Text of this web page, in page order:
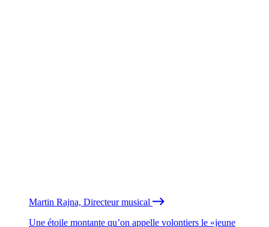
Martin Rajna, Directeur musical
Une étoile montante qu’on appelle volontiers le «jeune